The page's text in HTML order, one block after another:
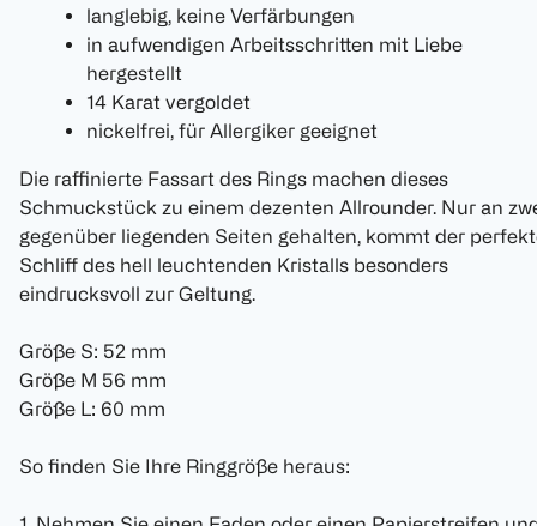
langlebig, keine Verfärbungen
in aufwendigen Arbeitsschritten mit Liebe
hergestellt
14 Karat vergoldet
nickelfrei, für Allergiker geeignet
Die raffinierte Fassart des Rings machen dieses
Schmuckstück zu einem dezenten Allrounder. Nur an
gegenüber liegenden Seiten gehalten, kommt der
Schliff des hell leuchtenden Kristalls besonders
eindrucksvoll zur Geltung.
Größe S: 52 mm
Größe M 56 mm
Größe L: 60 mm
So finden Sie Ihre Ringgröße heraus: